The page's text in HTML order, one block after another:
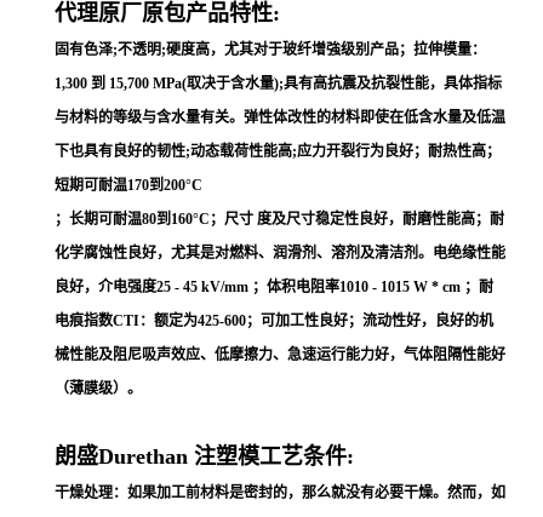
代理原厂原包产品特性:
固有色泽;不透明;硬度高，尤其对于玻纤增強级别产品；拉伸模量：
1,300 到 15,700 MPa(取决于含水量);具有高抗震及抗裂性能，具体指标
与材料的等级与含水量有关。弹性体改性的材料即使在低含水量及低温
下也具有良好的韧性;动态载荷性能高;应力开裂行为良好；耐热性高；
短期可耐温170到200°C
；长期可耐温80到160°C；尺寸 度及尺寸稳定性良好，耐磨性能高；耐
化学腐蚀性良好，尤其是对燃料、润滑剂、溶剂及清洁剂。电绝缘性能
良好，介电强度25 - 45 kV/mm ；体积电阻率1010 - 1015 W * cm ；耐
电痕指数CTI：额定为425-600；可加工性良好；流动性好，良好的机
械性能及阻尼吸声效应、低摩擦力、急速运行能力好，气体阻隔性能好
（薄膜级）。
朗盛Durethan 注塑模工艺条件:
干燥处理：如果加工前材料是密封的，那么就没有必要干燥。然而，如